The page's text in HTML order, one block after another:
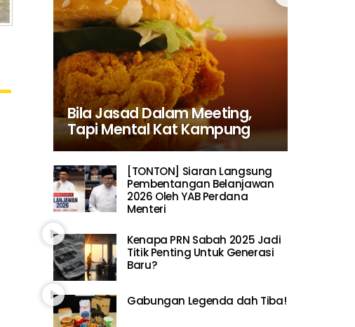
Bila Jasad Dalam Meeting,
Tapi Mental Kat Kampung
[TONTON] Siaran Langsung
Pembentangan Belanjawan
2026 Oleh YAB Perdana
Menteri
Kenapa PRN Sabah 2025 Jadi
Titik Penting Untuk Generasi
Baru?
Gabungan Legenda dah Tiba!